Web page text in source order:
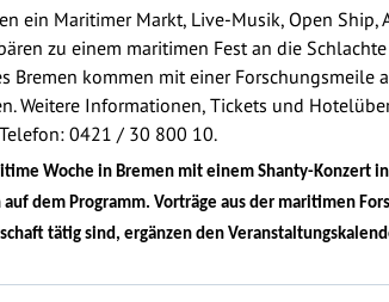
ein Maritimer Markt, Live-Musik, Open
zu einem maritimen Fest an die
Bremen kommen mit einer
Weitere Informationen, Tickets und
0421 / 30 800 10.
Woche in Bremen mit einem Shanty-Konzert
dem Programm. Vorträge aus der maritimen
tätig sind, ergänzen den